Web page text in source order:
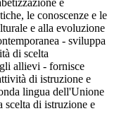
le conoscenze e le
e alla evoluzione
- sviluppa
di scelta
allievi - fornisce
di istruzione e
lingua dell'Unione
scelta di istruzione e